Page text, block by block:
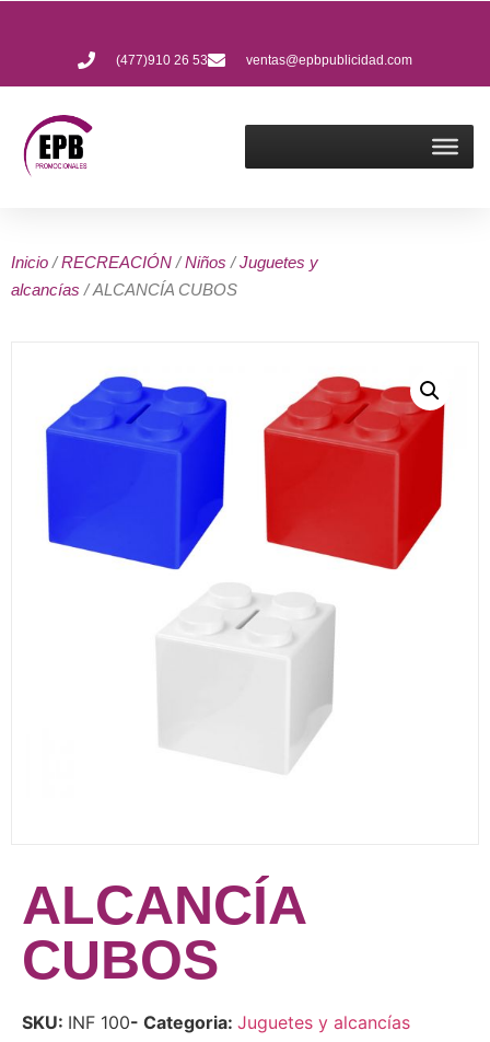
(477)910 26 53 ventas@epbpublicidad.com
Inicio /RECREACIÓN /Niños /Juguetes y
alcancías / ALCANCÍA CUBOS
ALCANCÍA
CUBOS
SKU: INF 100- Categoria: Juguetes y alcancías